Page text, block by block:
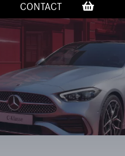
CONTACT